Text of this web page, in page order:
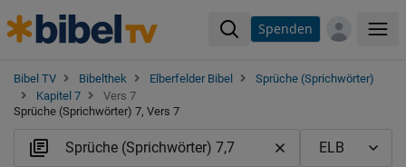
Spenden
Bibel TV Bibelthek Elberfelder Bibel
Sprüche (Sprichwörter)
Kapitel 7
Vers 7
Sprüche (Sprichwörter) 7, Vers 7